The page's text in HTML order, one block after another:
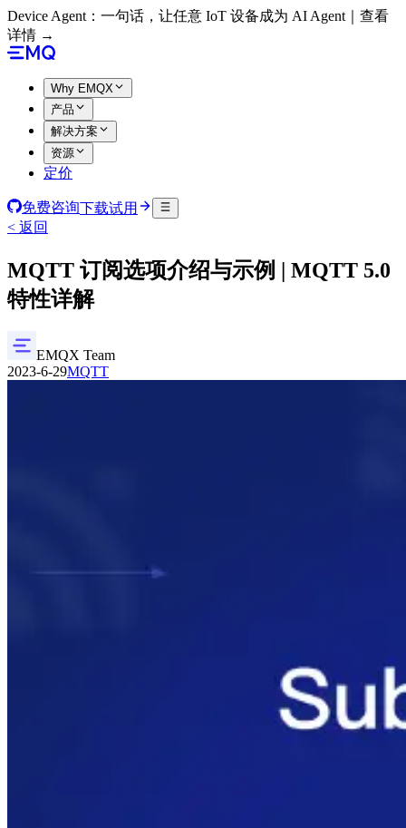
Device Agent：一句话，让任意 IoT 设备成为 AI Agent｜查看
详情 →
Why EMQX
产品
解决方案
资源
定价
免费咨询下载试用
< 返回
MQTT 订阅选项介绍与示例 | MQTT 5.0
特性详解
EMQX Team
2023-6-29MQTT